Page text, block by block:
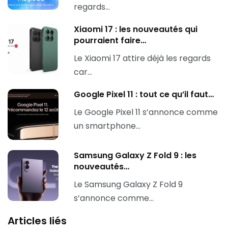
regards…
Xiaomi 17 : les nouveautés qui
pourraient faire…
Le Xiaomi 17 attire déjà les regards
car…
Google Pixel 11 : tout ce qu’il faut…
Le Google Pixel 11 s’annonce comme
un smartphone…
Samsung Galaxy Z Fold 9 : les
nouveautés…
Le Samsung Galaxy Z Fold 9
s’annonce comme…
Articles liés